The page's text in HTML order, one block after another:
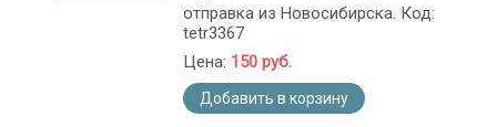
отправка из Новосибирска. Код:
tetr3367
Цена: 150 руб.
Добавить в корзину